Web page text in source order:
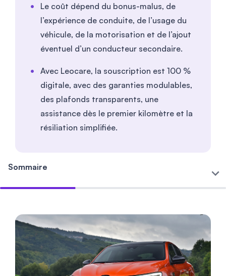
Le coût dépend du bonus-malus, de
l’expérience de conduite, de l’usage du
véhicule, de la motorisation et de l’ajout
éventuel d’un conducteur secondaire.
Avec Leocare, la souscription est 100 %
digitale, avec des garanties modulables,
des plafonds transparents, une
assistance dès le premier kilomètre et la
résiliation simplifiée.
Sommaire